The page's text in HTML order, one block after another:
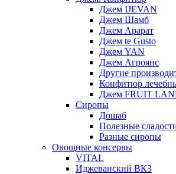
Джем IJEVAN
Джем Шамб
Джем Арарат
Джем te Gusto
Джем YAN
Джем Агроянс
Другие
Конфитюр
Джем FRUIT
Сиропы
Дошаб
Полезные
Разные сиропы
Овощные консервы
VITAL
Иджеванский ВКЗ